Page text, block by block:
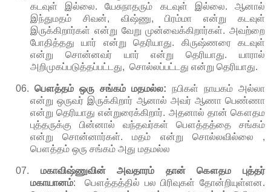
கடவுள்
இல்லை.யேசுநாதரும் கடவுள் இல்லை.ஆனால்
இந்துமதம்
சிவன், விஷ்ணு,பிரம்மா என்று
கடவுள்
இருக்கிறார்கள் என்று வேறு முன்வைக்கிறார்கள். அவற்றை
போதித்தது
யார் என்று தெரியாது. கிருஷ்ணரை
கடவுள்
என்று
சொன்னவர் யார் என்று தெரியாது.யாரால்
அறிமுகப்படுத்தப்பட்டது, சொல்லப்பட்டது என்று தெரியாது.
06. பௌத்தம் ஒரு சங்கம் மதமல்ல: நபிகள் நாயகம் அல்லா
என்று ஒருவர் இருக்கிறார் ஆனால் அவர் ஆணா பெண்ணா
என்று தெரியாது என்றுரைக்கிறார். அதனால் தான் கௌதம
புத்தருக்கு
பின்னால் வந்தவர்கள் பௌத்தத்தை
சங்கம்
என்று
சொன்னார்கள்.மதம் என்று சொல்லவில்லை ,
பௌத்தம் ஒரு சங்கம் அது மதமல்ல
07. மகாவிஷ்ணுவின் அவதாரம் தான் கௌதம புத்தர்
மகாயானம்: பௌத்தத்தில் பல பிரிவுகள் தோன்றியுள்ளன.